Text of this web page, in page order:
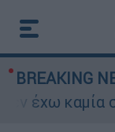
BREAKING
καμία σχέση